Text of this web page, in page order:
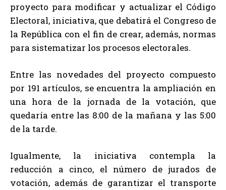
proyecto para modificar y actualizar el Código
Electoral, iniciativa, que debatirá el Congreso de
la República con el fin de crear, además, normas
para sistematizar los procesos electorales.
Entre las novedades del proyecto compuesto
por 191 artículos, se encuentra la ampliación en
una hora de la jornada de la votación, que
quedaría entre las 8:00 de la mañana y las 5:00
de la tarde.
Igualmente, la iniciativa contempla la
reducción a cinco, el número de jurados de
votación, además de garantizar el transporte